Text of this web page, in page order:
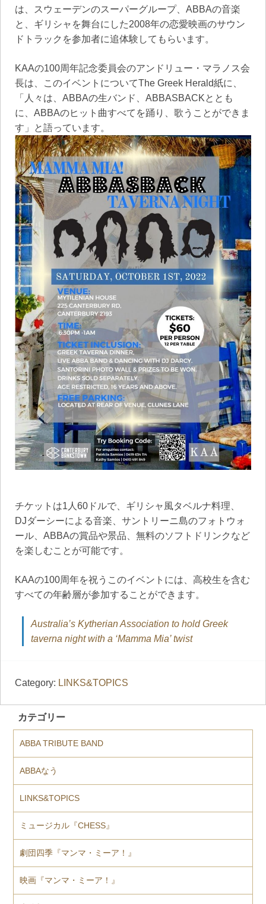
は、スウェーデンのスーパーグループ、ABBAの音楽
と、ギリシャを舞台にした2008年の恋愛映画のサウン
ドトラックを参加者に追体験してもらいます。
KAAの100周年記念委員会のアンドリュー・マラノス会
長は、このイベントについてThe Greek Herald紙に、
「人々は、ABBAの生バンド、ABBASBACKととも
に、ABBAのヒット曲すべてを踊り、歌うことができま
す」と語っています。
チケットは1人60ドルで、ギリシャ風タベルナ料理、
DJダーシーによる音楽、サントリーニ島のフォトウォ
ール、ABBAの賞品や景品、無料のソフトドリンクなど
を楽しむことが可能です。
KAAの100周年を祝うこのイベントには、高校生を含む
すべての年齢層が参加することができます。
Australia’s Kytherian Association to hold Greek
taverna night with a ‘Mamma Mia’ twist
Category: LINKS&TOPICS
カテゴリー
ABBA TRIBUTE BAND
ABBAなう
LINKS&TOPICS
ミュージカル『CHESS』
劇団四季『マンマ・ミーア！』
映画『マンマ・ミーア！』